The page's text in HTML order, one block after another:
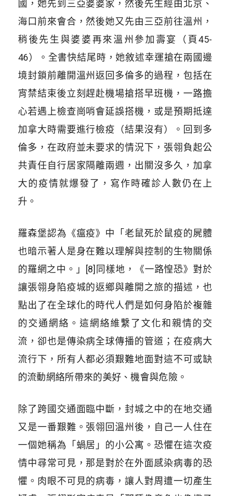
國，她先到三亞婆婆家，然後先生經由北京、
海口前來會合，然後她又先由三亞前往溫州，
稍後先生與婆婆再來溫州參加壽宴（頁45-
46）。全書快結尾時，她敘述幸運搶在兩國邊
境封鎖前離開溫州返回多倫多的過程，包括在
宵禁結束後立刻趕赴機場搶搭早班機，一路擔
心若遇上檢查崗哨會延誤搭機，或是預期抵達
加拿大時需要進行檢疫（結果沒有）。回到多
倫多，在政府並未要求的情況下，張翎負起公
共責任自行居家隔離兩週，出關沒多久，加拿
大的疫情就爆發了，寫作時確診人數仍在上
升。
羅森堡認為《瘟疫》中「老鼠死於鼠疫的屍體
也暗示著人是身在難以理解與控制的生物關係
的羅網之中。」[8]同樣地，《一路惶恐》對於
讓張翎身陷疫城的返鄉與離開之旅的描述，也
點出了在全球化的時代人們是如何身陷於複雜
的交通網絡。這網絡維繫了文化和親情的交
流，卻也是傳染病全球傳播的管道；在疫病大
流行下，所有人都必須艱難地面對這不可或缺
的流動網絡所帶來的美好、機會與危險。
除了跨國交通面臨中斷，封城之中的在地交通
又是一番艱難。張翎回溫州後，自己一人住在
一個她稱為「蝸居」的小公寓。恐懼在這次疫
情中尋常可見，那是對於在外面感染病毒的恐
懼。肉眼不可見的病毒，讓人對周遭一切產生